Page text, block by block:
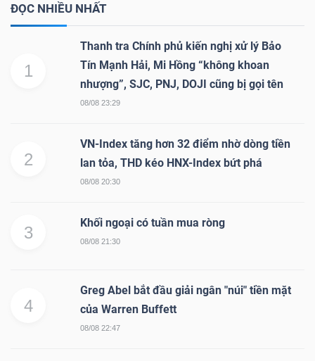
ĐỌC NHIỀU NHẤT
1
Thanh tra Chính phủ kiến nghị xử lý Bảo
Tín Mạnh Hải, Mi Hồng “không khoan
nhượng”, SJC, PNJ, DOJI cũng bị gọi tên
08/08 23:29
2
VN-Index tăng hơn 32 điểm nhờ dòng tiền
lan tỏa, THD kéo HNX-Index bứt phá
08/08 20:30
3
Khối ngoại có tuần mua ròng
08/08 21:30
4
Greg Abel bắt đầu giải ngân "núi" tiền mặt
của Warren Buffett
08/08 22:47